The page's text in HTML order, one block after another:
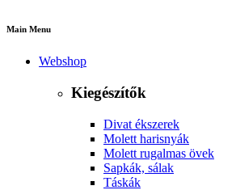
Main Menu
Webshop
Kiegészítők
Divat ékszerek
Molett harisnyák
Molett rugalmas övek
Sapkák, sálak
Táskák